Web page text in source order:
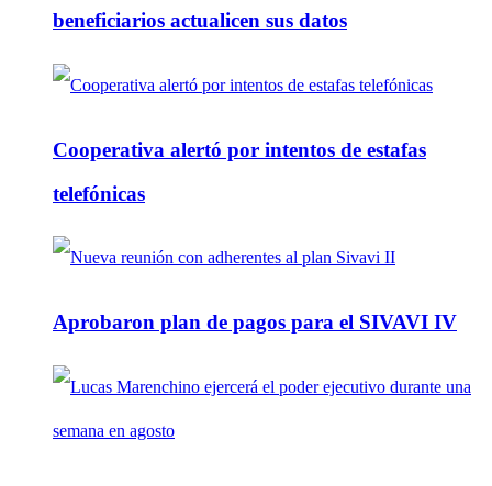
beneficiarios actualicen sus datos
Cooperativa alertó por intentos de estafas
telefónicas
Aprobaron plan de pagos para el SIVAVI IV